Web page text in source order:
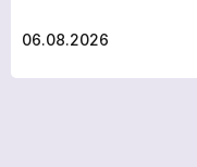
06.08.2026